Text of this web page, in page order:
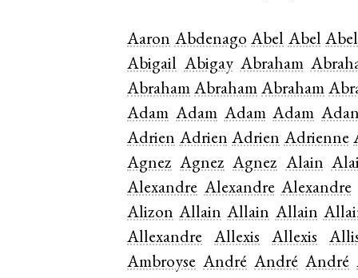
Aaron Abdenago Abel Abel Abel
Abigail Abigay Abraham
Abraham Abraham Abraham
Adam Adam Adam Adam
Adrien Adrien Adrien Adrienne
Agnez Agnez Agnez Alain
Alexandre Alexandre Alexandre
Alizon Allain Allain Allain
Allexandre
Allexis Allexis
Ambroyse André André André